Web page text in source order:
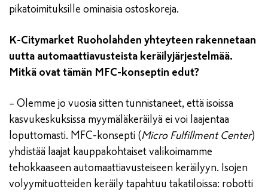
pikatoimituksille ominaisia ostoskoreja.
K-Citymarket Ruoholahden yhteyteen rakennetaan
uutta automaattiavusteista keräilyjärjestelmää.
Mitkä ovat tämän MFC-konseptin edut?
– Olemme jo vuosia sitten tunnistaneet, että isoissa
kasvukeskuksissa myymäläkeräilyä ei voi laajentaa
loputtomasti. MFC-konsepti (Micro Fulfillment Center)
yhdistää laajat kauppakohtaiset valikoimamme
tehokkaaseen automaattiavusteiseen keräilyyn. Isojen
volyymituotteiden keräily tapahtuu takatiloissa: robotti